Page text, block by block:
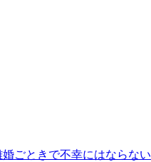
ごときで不幸にはならない